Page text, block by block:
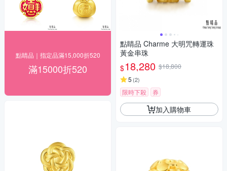
點睛品｜指定品滿15,000折520
滿15000折520
點睛品 Charme 大明咒轉運珠
黃金串珠
$18,280 $18,800
5 (2)
限時下殺 券
加入購物車